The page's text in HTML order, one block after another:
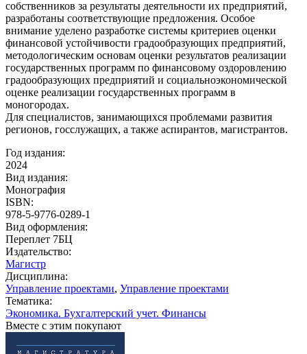
собственников за результаты деятельности их предприятий,
разработаны соответствующие предложения. Особое
внимание уделено разработке системы критериев оценки
финансовой устойчивости градообразующих предприятий,
методологическим основам оценки результатов реализации
государственных программ по финансовому оздоровлению
градообразующих предприятий и социальноэкономической
оценке реализации государственных программ в
моногородах.
Для специалистов, занимающихся проблемами развития
регионов, госслужащих, а также аспирантов, магистрантов.
Год издания:
2024
Вид издания:
Монография
ISBN:
978-5-9776-0289-1
Вид оформления:
Переплет 7БЦ
Издательство:
Магистр
Дисциплина:
Управление проектами, Управление проектами
Тематика:
Экономика. Бухгалтерский учет. Финансы
Вместе с этим покупают